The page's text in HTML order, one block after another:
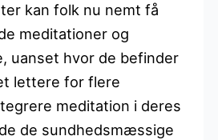
kan folk nu nemt få
meditationer og
uanset hvor de befinder
lettere for flere
meditation i deres
de sundhedsmæssige